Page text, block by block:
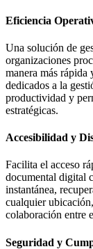
Eficiencia
Una solución de
organizaciones
manera más
dedicados a la
productividad y
estratégicas.
Accesibilidad y
Facilita el acceso
documental digital
instantánea,
cualquier
colaboración entre
Seguridad y